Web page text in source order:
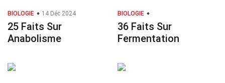
BIOLOGIE 14 Déc 2024
25 Faits Sur
Anabolisme
BIOLOGIE
36 Faits Sur
Fermentation